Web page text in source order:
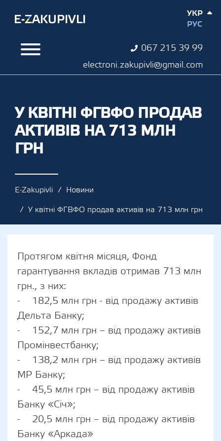
067 215 39 99
electroni.zakupivli@gmail.com
УКР
РУС
У КВІТНІ ФГВФО ПРОДАВ
АКТИВІВ НА 713 МЛН
ГРН
E-Zakupivli
Новини
У квітні ФГВФО продав активів на 713 млн грн
Протягом квітня місяця, Фонд
гарантування вкладів отримав 713 млн
грн., з них:
- 182,5 млн грн - від продажу активів
Дельта Банку;
- 152,7 млн грн – від продажу активів
Промінвестбанку;
- 138,2 млн грн – від продажу активів
МР Банку;
- 45,5 млн грн – від продажу активів
Банку «Січ»;
- 20,5 млн грн – від продажу активів
Банку «Аркада»